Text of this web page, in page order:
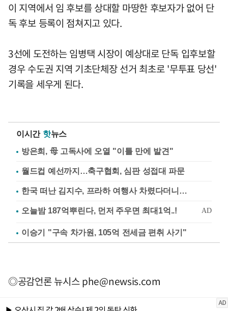
이 지역에서 임 후보를 상대할 마땅한 후보자가 없어 단
독 후보 등록이 점쳐지고 있다.
3선에 도전하는 임병택 시장이 예상대로 단독 입후보할
경우 수도권 지역 기초단체장 선거 최초로 '무투표 당선'
기록을 세우게 된다.
이시간 핫뉴스
방은희, 母 고독사에 오열 "이틀 만에 발견"
월드컵 예선까지…축구협회, 심판 성접대 파문
한국 떠난 김지수, 프라하 여행사 차렸다더니…
이승기 "구속 차가원, 105억 전세금 편취 사기"
◎공감언론 뉴시스phe@newsis.com